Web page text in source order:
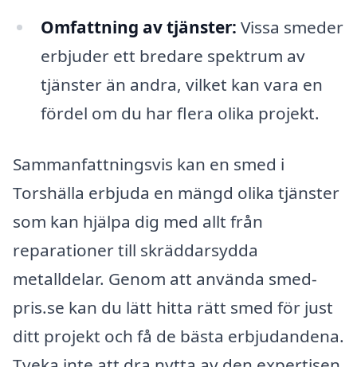
Omfattning av tjänster: Vissa smeder
erbjuder ett bredare spektrum av
tjänster än andra, vilket kan vara en
fördel om du har flera olika projekt.
Sammanfattningsvis kan en smed i
Torshälla erbjuda en mängd olika tjänster
som kan hjälpa dig med allt från
reparationer till skräddarsydda
metalldelar. Genom att använda smed-
pris.se kan du lätt hitta rätt smed för just
ditt projekt och få de bästa erbjudandena.